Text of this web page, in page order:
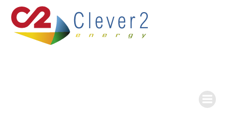
naar
de
inhoud